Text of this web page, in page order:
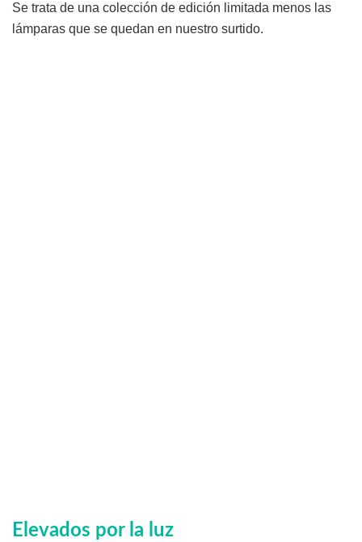
Se trata de una colección de edición limitada menos las
lámparas que se quedan en nuestro surtido.
Elevados por la luz